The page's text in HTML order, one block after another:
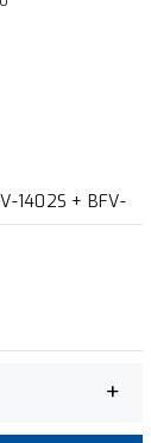
1402S + BFV-
+